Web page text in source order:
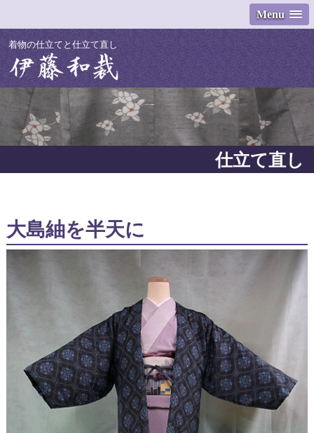
Menu
着物の仕立てと仕立て直し
仕立て直し
大島紬を半天に